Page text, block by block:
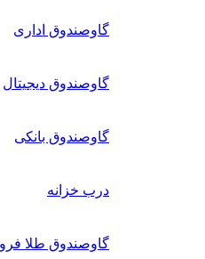
گاوصندوق اداری
گاوصندوق دیجیتال
گاوصندوق بانکی
درب خزانه
گاوصندوق طلا